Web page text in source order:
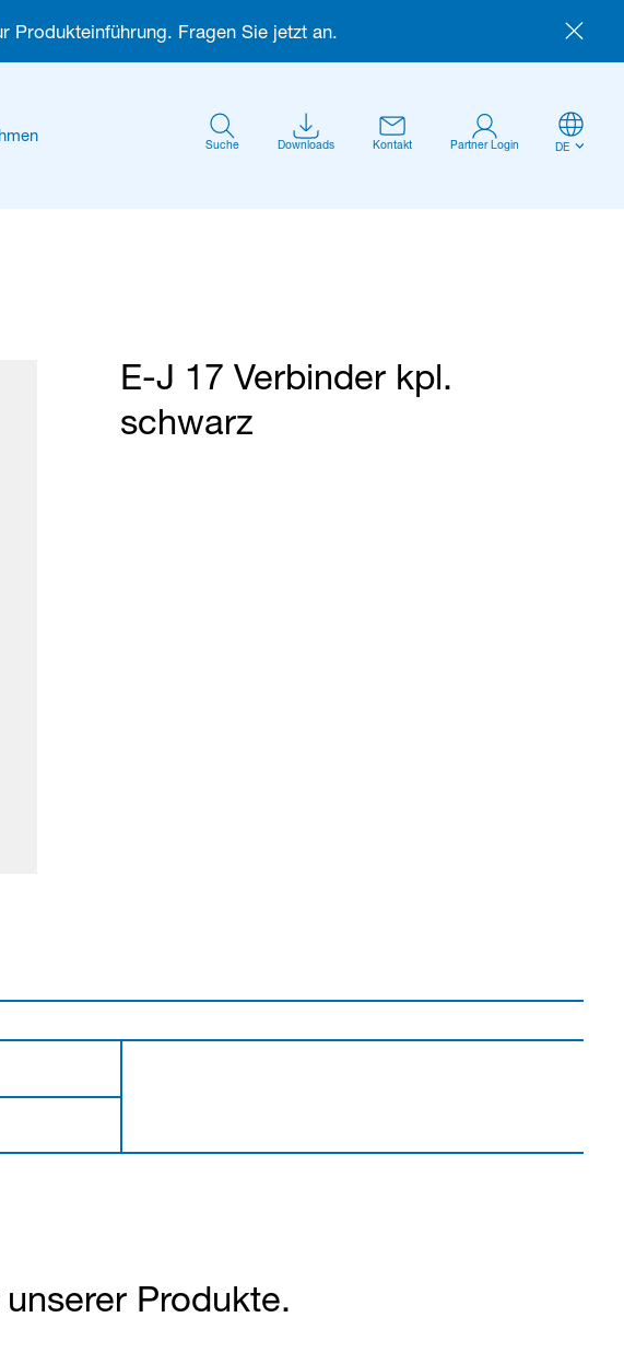
Produkteinführung. Fragen Sie jetzt an.
Suche Downloads Kontakt Partner Login
Anmelden
DE
E-J 17 Verbinder kpl.
schwarz
Produkte.